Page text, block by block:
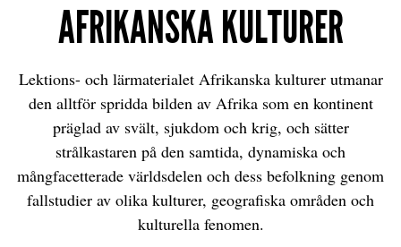
AFRIKANSKA KULTURER
Lektions- och lärmaterialet Afrikanska kulturer utmanar
den alltför spridda bilden av Afrika som en kontinent
präglad av svält, sjukdom och krig, och sätter
strålkastaren på den samtida, dynamiska och
mångfacetterade världsdelen och dess befolkning genom
fallstudier av olika kulturer, geografiska områden och
kulturella fenomen.